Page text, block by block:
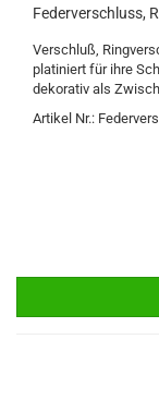
Federverschluss,
Verschluß,
platiniert für ihre
dekorativ als
Artikel Nr.: